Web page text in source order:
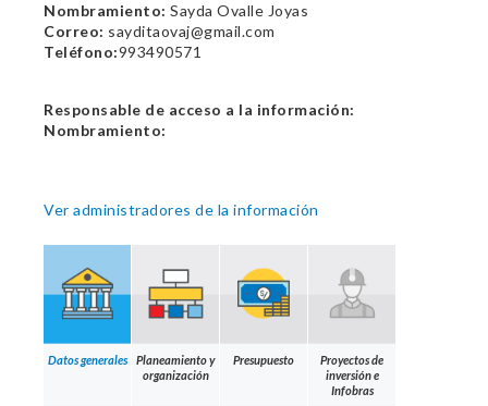
Nombramiento: Sayda Ovalle Joyas
Correo: sayditaovaj@gmail.com
Teléfono:993490571
Responsable de acceso a la información:
Nombramiento:
Ver administradores de la información
Datos generales
Planeamiento y
organización
Presupuesto
Proyectos de
inversión e
Infobras